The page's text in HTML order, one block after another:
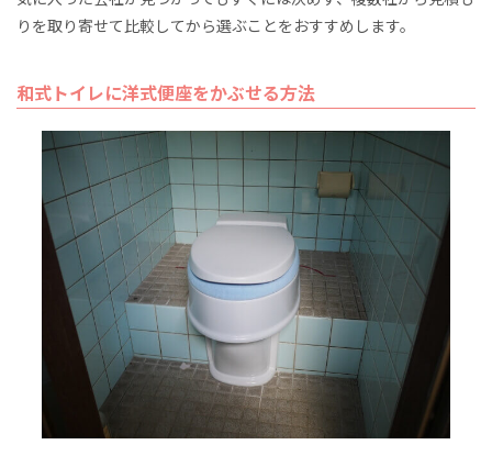
りを取り寄せて比較してから選ぶことをおすすめします。
和式トイレに洋式便座をかぶせる方法